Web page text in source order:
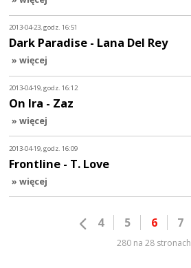
2013-04-23, godz. 16:51
Dark Paradise - Lana Del Rey
» więcej
2013-04-19, godz. 16:12
On Ira - Zaz
» więcej
2013-04-19, godz. 16:09
Frontline - T. Love
» więcej
4 5 6 7
280 na 28 stronach